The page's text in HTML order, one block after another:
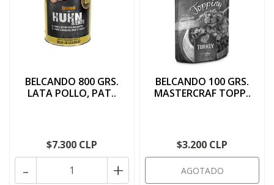
BELCANDO 800 GRS.
LATA POLLO, PAT..
$7.300 CLP
+
-
BELCANDO 100 GRS.
MASTERCRAF TOPP..
$3.200 CLP
AGOTADO